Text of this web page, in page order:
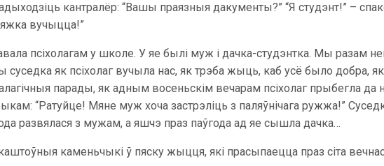
кантралёр: “Вашы праязныя дакументы?” “Я студэнт!” –
вучыцца!”
псіхолагам у школе. У яе былі муж і дачка-студэнтка. Мы разам
суседка як псіхолаг вучыла нас, як трэба жыць, каб усё было добра, як
парады, як адным восеньскім вечарам псіхолаг прыбегла да
“Ратуйце! Мяне муж хоча застрэліць з паляўнічага ружжа!”
развялася з мужам, а яшчэ праз паўгода ад яе сышла дачка…
каменьчыкі ў пяску жыцця, які прасыпаецца праз сіта